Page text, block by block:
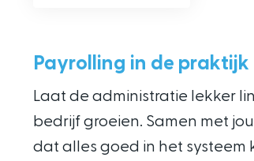
Payrolling in de praktijk
Laat de administratie lekker
bedrijf groeien. Samen met
dat alles goed in het